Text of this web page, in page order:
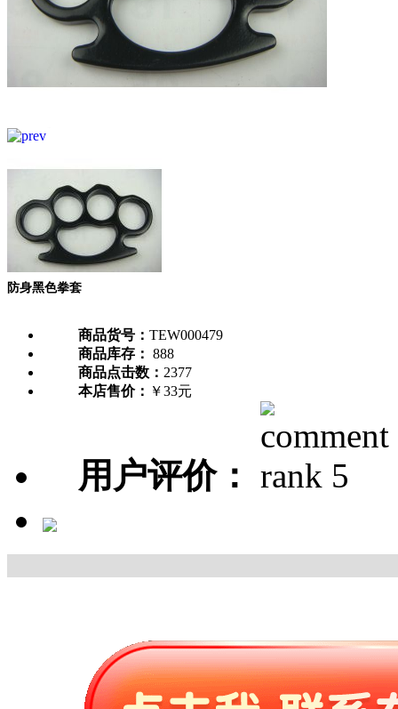
防身黑色拳套
商品货号： TEW000479
商品库存： 888
商品点击数： 2377
本店售价： ￥33元
用户评价：